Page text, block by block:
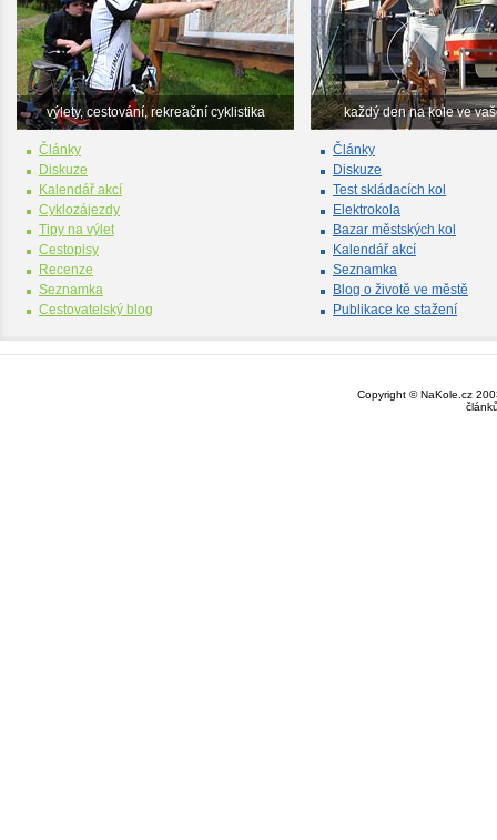
výlety, cestování, rekreační cyklistika
Články
Diskuze
Kalendář akcí
Cyklozájezdy
Tipy na výlet
Cestopisy
Recenze
Seznamka
Cestovatelský blog
každý den na kole ve
Články
Diskuze
Test skládacích kol
Elektrokola
Bazar městských kol
Kalendář akcí
Seznamka
Blog o životě ve městě
Publikace ke stažení
Copyright © NaKole.cz